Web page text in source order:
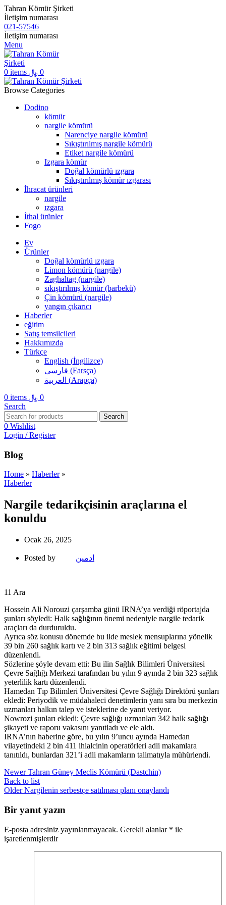
Tahran Kömür Şirketi
İletişim numarası
021-57546
İletişim numarası
Menu
0 items 0 ﷼
Browse Categories
Dodino
kömür
nargile kömürü
Narenciye nargile kömürü
Sıkıştırılmış nargile kömürü
Etiket nargile kömürü
Izgara kömür
Doğal kömürlü ızgara
Sıkıştırılmış kömür ızgarası
İhracat ürünleri
nargile
ızgara
İthal ürünler
Fogo
Ev
Ürünler
Doğal kömürlü ızgara
Limon kömürü (nargile)
Zaghaltag (nargile)
sıkıştırılmış kömür (barbekü)
Çin kömürü (nargile)
yangın çıkarıcı
Haberler
eğitim
Satış temsilcileri
Hakkımızda
Türkçe
English (İngilizce)
فارسی (Farsça)
العربية (Arapça)
0 items 0 ﷼
Search
Search
0 Wishlist
Login / Register
Blog
Home » Haberler»
Haberler
Nargile tedarikçisinin araçlarına el
konuldu
Ocak 26, 2025
Posted by ادمین
11 Ara
Hossein Ali Norouzi çarşamba günü IRNA’ya verdiği röportajda
şunları söyledi: Halk sağlığının önemi nedeniyle nargile tedarik
araçları da durduruldu.
Ayrıca söz konusu dönemde bu ilde meslek mensuplarına yönelik
39 bin 260 sağlık kartı ve 2 bin 313 sağlık eğitimi belgesi
düzenlendi.
Sözlerine şöyle devam etti: Bu ilin Sağlık Bilimleri Üniversitesi
Çevre Sağlığı Merkezi tarafından bu yılın 9 ayında 2 bin 323 sağlık
yeterlilik kartı düzenlendi.
Hamedan Tıp Bilimleri Üniversitesi Çevre Sağlığı Direktörü şunları
ekledi: Periyodik ve müdahaleci denetimlerin yanı sıra bu merkezin
uzmanları halkın talep ve isteklerine de yanıt veriyor.
Nowrozi şunları ekledi: Çevre sağlığı uzmanları 342 halk sağlığı
şikayeti ve raporu vakasını yanıtladı ve ele aldı.
IRNA’nın haberine göre, bu yılın 9’uncu ayında Hamedan
vilayetindeki 2 bin 411 ihlalcinin operatörleri adli makamlara
tanıtıldı, bunlardan 321’i adli makamların talimatıyla mühürlendi.
Newer Tahran Güney Meclis Kömürü (Dastchin)
Back to list
Older Nargilenin serbestçe satılması planı onaylandı
Bir yanıt yazın
E-posta adresiniz yayınlanmayacak. Gerekli alanlar * ile
işaretlenmişlerdir